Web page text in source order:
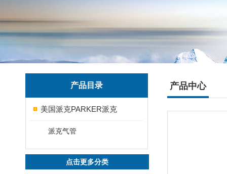
产品目录
美国派克PARKER派克
派克气管
点击更多分类
产品中心